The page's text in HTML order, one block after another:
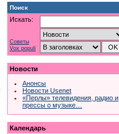
Поиск
Искать:
Советы
Vox populi
Новости
Анонсы
Новости Usenet
«Перлы» телевидения, радио и
прессы о музыке…
Календарь